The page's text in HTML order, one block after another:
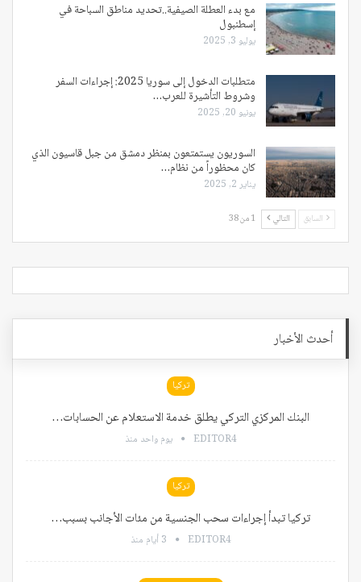
مع بدء العطلة الصيفية..تحديد مناطق السباحة في
إسطنبول
يوليو 3, 2025
متطلبات الدخول إلى سوريا 2025: إجراءات السفر
وشروط التأشيرة للعرب…
يونيو 20, 2025
السوريون يستمتعون بمنظر دمشق من جبل قاسيون الذي
كان محظوراً من نظام…
يناير 2, 2025
السابق التالي 1 من 38
أحدث الأخبار
تركيا
البنك المركزي التركي يطلق خدمة الاستعلام عن الحسابات…
EDITOR4 يوم واحد منذ
تركيا
تركيا تبدأ إجراءات سحب الجنسية من مئات الأجانب بسبب…
EDITOR4 3 أيام منذ